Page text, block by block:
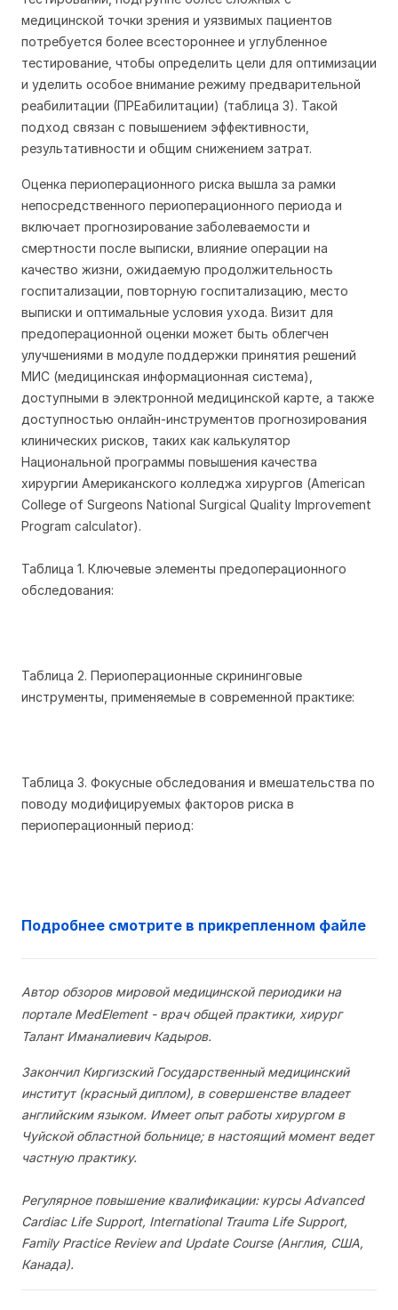
медицинской точки зрения и уязвимых пациентов
потребуется более всестороннее и углубленное
тестирование, чтобы определить цели для оптимизации
и уделить особое внимание режиму предварительной
реабилитации (ПРЕабилитации) (таблица 3). Такой
подход связан с повышением эффективности,
результативности и общим снижением затрат.
Оценка периоперационного риска вышла за рамки
непосредственного периоперационного периода и
включает прогнозирование заболеваемости и
смертности после выписки, влияние операции на
качество жизни, ожидаемую продолжительность
госпитализации, повторную госпитализацию, место
выписки и оптимальные условия ухода. Визит для
предоперационной оценки может быть облегчен
улучшениями в модуле поддержки принятия решений
МИС (медицинская информационная система),
доступными в электронной медицинской карте, а также
доступностью онлайн-инструментов прогнозирования
клинических рисков, таких как калькулятор
Национальной программы повышения качества
хирургии Американского колледжа хирургов (American
College of Surgeons National Surgical Quality Improvement
Program calculator).
Таблица 1. Ключевые элементы предоперационного
обследования:
Таблица 2. Периоперационные скрининговые
инструменты, применяемые в современной практике:
Таблица 3. Фокусные обследования и вмешательства по
поводу модифицируемых факторов риска в
периоперационный период:
Подробнее смотрите в прикрепленном файле
Автор обзоров мировой медицинской периодики на
портале MedElement - врач общей практики, хирург
Талант Иманалиевич Кадыров.
Закончил Киргизский Государственный медицинский
институт (красный диплом), в совершенстве владеет
английским языком. Имеет опыт работы хирургом в
Чуйской областной больнице; в настоящий момент ведет
частную практику.
Регулярное повышение квалификации: курсы Advanced
Cardiac Life Support, International Trauma Life Support,
Family Practice Review and Update Course (Англия, США,
Канада).